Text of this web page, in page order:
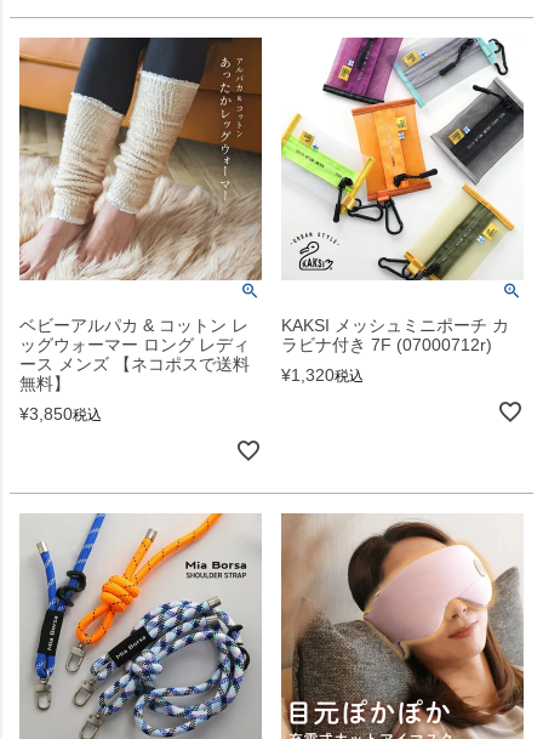
ベビーアルパカ & コットン レ
ッグウォーマー ロング レディ
ース メンズ 【ネコポスで送料
無料】
¥3,850税込
KAKSI メッシュミニポーチ カ
ラビナ付き 7F (07000712r)
¥1,320税込